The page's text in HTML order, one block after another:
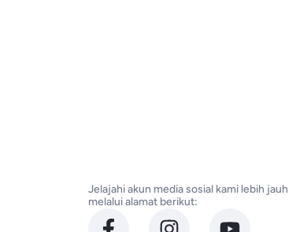
Jelajahi akun media sosial kami lebih jauh
melalui alamat berikut: